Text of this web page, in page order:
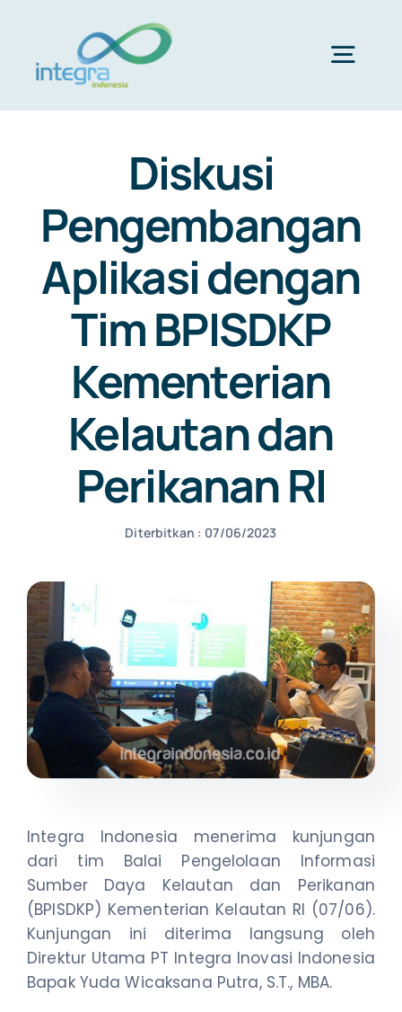
content
PRODUCTS & SERVICES
PORTFOLIO
CLIENTS
CONTACT US
Diskusi
Pengembangan
Aplikasi dengan
Tim BPISDKP
Kementerian
Kelautan dan
Perikanan RI
Diterbitkan : 07/06/2023
Integra Indonesia menerima kunjungan
dari tim Balai Pengelolaan Informasi
Sumber Daya Kelautan dan Perikanan
(BPISDKP) Kementerian Kelautan RI (07/06).
Kunjungan ini diterima langsung oleh
Direktur Utama PT Integra Inovasi Indonesia
Bapak Yuda Wicaksana Putra, S.T., MBA.